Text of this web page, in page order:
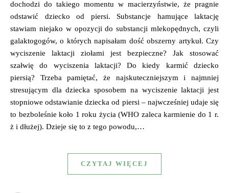
dochodzi do takiego momentu w macierzyństwie, że pragnie
odstawić dziecko od piersi. Substancje hamujące laktację
stawiam niejako w opozycji do substancji mlekopędnych, czyli
galaktogogów, o których napisałam dość obszerny artykuł. Czy
wyciszenie laktacji ziołami jest bezpieczne? Jak stosować
szałwię do wyciszenia laktacji? Do kiedy karmić dziecko
piersią? Trzeba pamiętać, że najskuteczniejszym i najmniej
stresującym dla dziecka sposobem na wyciszenie laktacji jest
stopniowe odstawianie dziecka od piersi – najwcześniej udaje się
to bezboleśnie koło 1 roku życia (WHO zaleca karmienie do 1 r.
ż i dłużej). Dzieje się to z tego powodu,…
CZYTAJ WIĘCEJ